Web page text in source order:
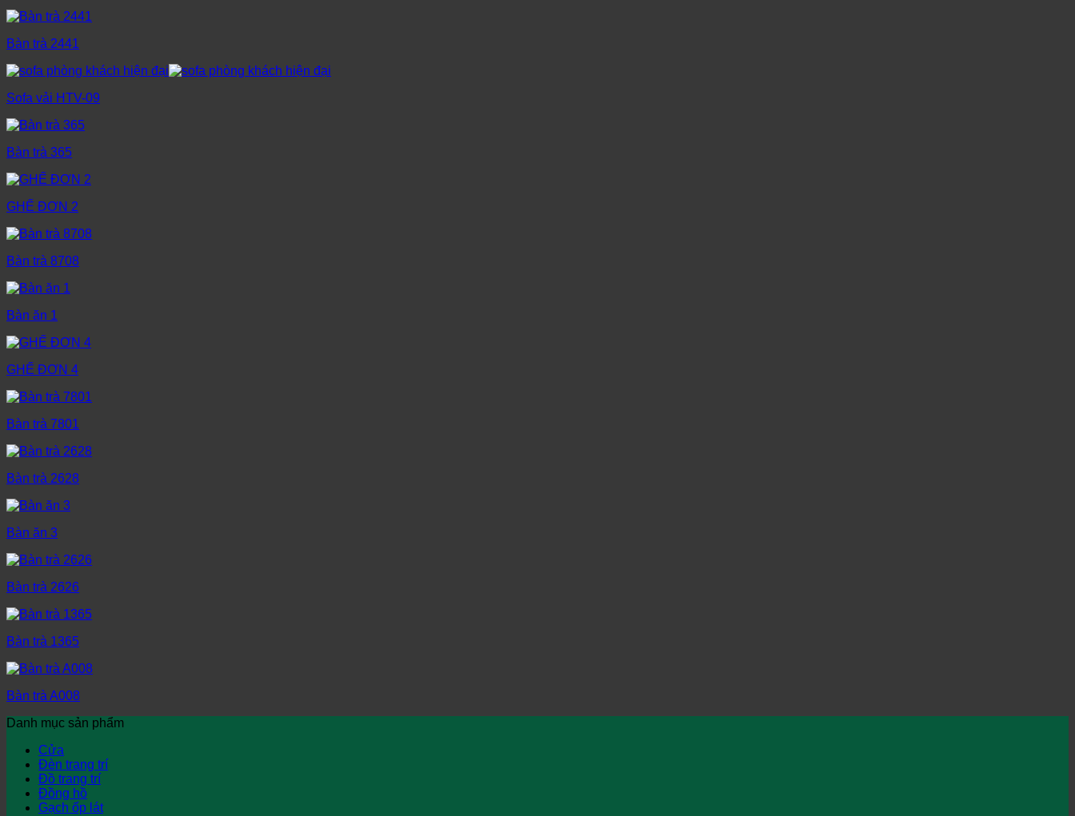
Bàn trà 2441
Sofa vải HTV-09
Bàn trà 365
GHẾ ĐƠN 2
Bàn trà 8708
Bàn ăn 1
GHẾ ĐƠN 4
Bàn trà 7801
Bàn trà 2628
Bàn ăn 3
Bàn trà 2626
Bàn trà 1365
Bàn trà A008
Danh mục sản phẩm
Cửa
Đèn trang trí
Đồ trang trí
Đồng hồ
Gạch ốp lát